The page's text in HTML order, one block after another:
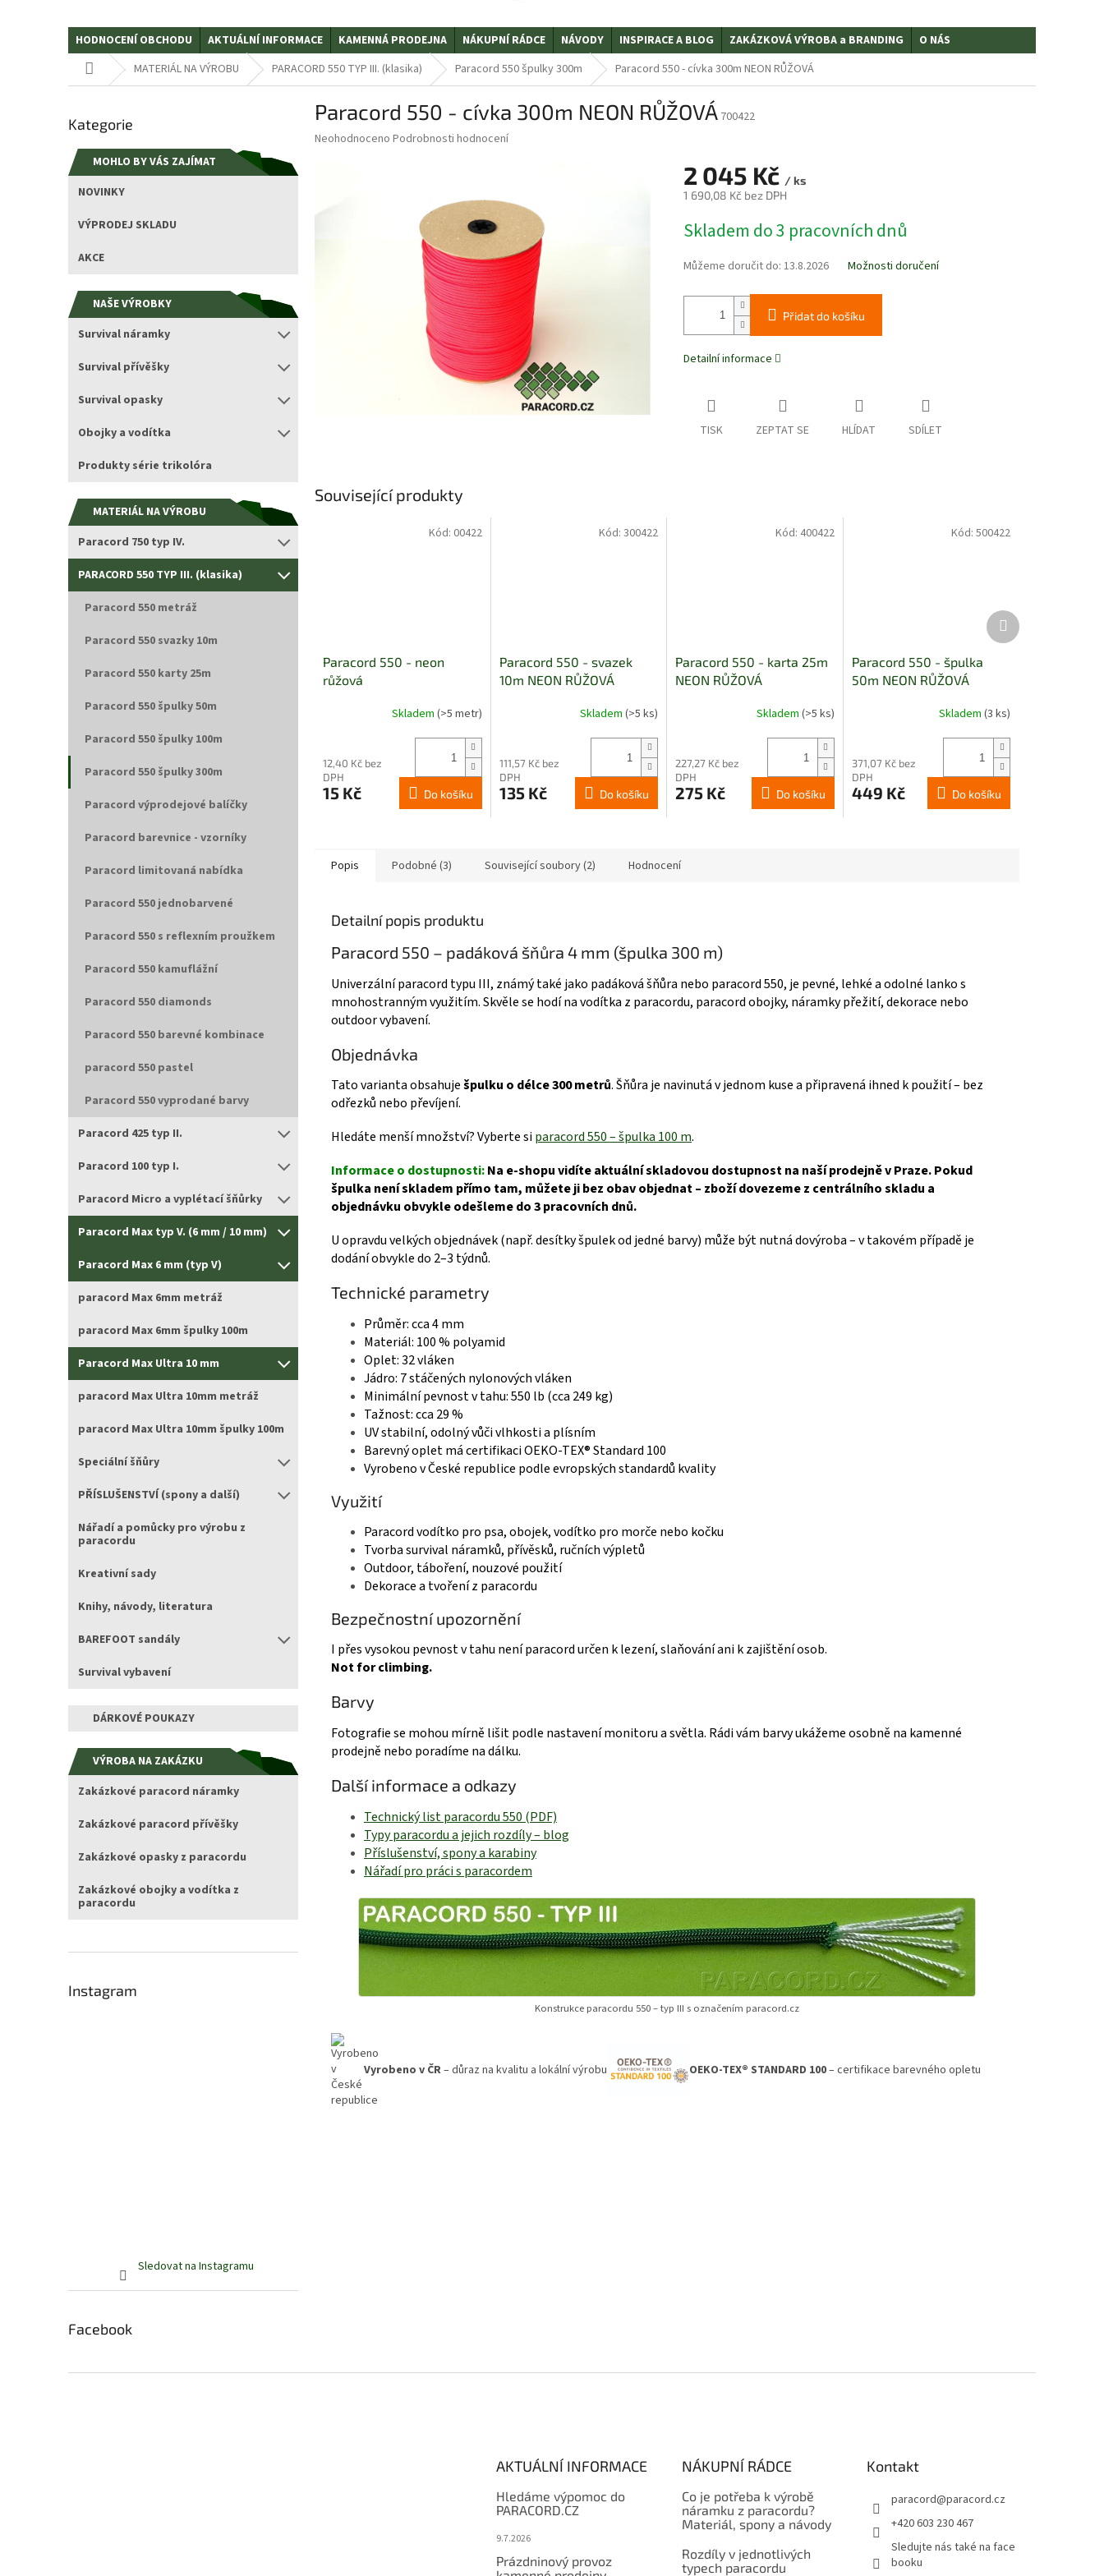
HODNOCENÍ OBCHODU AKTUÁLNÍ INFORMACE KAMENNÁ PRODEJNA NÁKUPNÍ RÁDCE NÁVODY INSPIRACE A BLOG ZAKÁZKOVÁ VÝROBA a BRANDING
O NÁS
Domů MATERIÁL NA VÝROBU PARACORD 550 TYP III. (klasika) Paracord 550 špulky 300m Paracord 550 - cívka 300m NEON RŮŽOVÁ
s
r
n
e
kategorie
Kategorie
MOHLO BY VÁS ZAJÍMAT
NOVINKY
VÝPRODEJ SKLADU
AKCE
NAŠE VÝROBKY
Survival náramky
Survival přívěšky
Survival opasky
Obojky a vodítka
Produkty série trikolóra
MATERIÁL NA VÝROBU
Paracord 750 typ IV.
PARACORD 550 TYP III. (klasika)
Paracord 550 metráž
Paracord 550 svazky 10m
Paracord 550 karty 25m
Paracord 550 špulky 50m
Paracord 550 špulky 100m
Paracord 550 špulky 300m
Paracord výprodejové balíčky
Paracord barevnice - vzorníky
Paracord limitovaná nabídka
Paracord 550 jednobarvené
Paracord 550 s reflexním proužkem
Paracord 550 kamuflážní
Paracord 550 diamonds
Paracord 550 barevné kombinace
paracord 550 pastel
Paracord 550 vyprodané barvy
Paracord 425 typ II.
Paracord 100 typ I.
Paracord Micro a vyplétací šňůrky
Paracord Max typ V. (6 mm / 10 mm)
Paracord Max 6 mm (typ V)
paracord Max 6mm metráž
paracord Max 6mm špulky 100m
Paracord Max Ultra 10 mm
paracord Max Ultra 10mm metráž
paracord Max Ultra 10mm špulky 100m
Speciální šňůry
PŘÍSLUŠENSTVÍ (spony a další)
Nářadí a pomůcky pro výrobu z
paracordu
Kreativní sady
Knihy, návody, literatura
BAREFOOT sandály
Survival vybavení
DÁRKOVÉ POUKAZY
VÝROBA NA ZAKÁZKU
Zakázkové paracord náramky
Zakázkové paracord přívěšky
Zakázkové opasky z paracordu
Zakázkové obojky a vodítka z
paracordu
Instagram
Sledovat na Instagramu
Facebook
Paracord 550 - cívka 300m NEON RŮŽOVÁ 700422
Průměrné
Neohodnoceno Podrobnosti hodnocení
2 045 Kč / ks
1 690,08 Kč bez DPH
cena:
Skladem do 3 pracovních dnů
Můžeme doručit do: 13.8.2026 Možnosti doručení
Přidat do košíku
Detailní informace
TISK ZEPTAT SE HLÍDAT SDÍLET
Související produkty
Paracord 550 - neon
růžová
Skladem (>5 metr)
12,40 Kč bez
DPH
15 Kč Do košíku
Kód: 00422
Paracord 550 - svazek
10m NEON RŮŽOVÁ
Skladem (>5 ks)
111,57 Kč bez
DPH
135 Kč Do košíku
Kód: 300422
Paracord 550 - karta 25m
NEON RŮŽOVÁ
Skladem (>5 ks)
227,27 Kč bez
DPH
275 Kč Do košíku
Kód: 400422
Paracord 550 - špulka
50m NEON RŮŽOVÁ
Skladem (3 ks)
371,07 Kč bez
DPH
449 Kč Do košíku
Kód: 500422
Další
produkt
Popis Podobné (3) Související soubory (2) Hodnocení
Detailní popis produktu
Paracord 550 – padáková šňůra 4 mm (špulka 300 m)
Univerzální paracord typu III, známý také jako padáková šňůra nebo paracord 550, je pevné, lehké a odolné lanko s
mnohostranným využitím. Skvěle se hodí na vodítka z paracordu, paracord obojky, náramky přežití, dekorace nebo
outdoor vybavení.
Objednávka
Tato varianta obsahuješpulku o délce 300 metrů. Šňůra je navinutá v jednom kuse a připravená ihned k použití – bez
odřezků nebo převíjení.
Hledáte menší množství? Vyberte siparacord 550 – špulka 100 m.
Informace o dostupnosti:Na e-shopu vidíte aktuální skladovou dostupnost na naší prodejně v Praze. Pokud
špulka není skladem přímo tam, můžete ji bez obav objednat – zboží dovezeme z centrálního skladu a
objednávku obvykle odešleme do 3 pracovních dnů.
U opravdu velkých objednávek (např. desítky špulek od jedné barvy) může být nutná dovýroba – v takovém případě je
dodání obvykle do 2–3 týdnů.
Technické parametry
Průměr: cca 4 mm
Materiál: 100 % polyamid
Oplet: 32 vláken
Jádro: 7 stáčených nylonových vláken
Minimální pevnost v tahu: 550 lb (cca 249 kg)
Tažnost: cca 29 %
UV stabilní, odolný vůči vlhkosti a plísním
Barevný oplet má certifikaci OEKO-TEX® Standard 100
Vyrobeno v České republice podle evropských standardů kvality
Využití
Paracord vodítko pro psa, obojek, vodítko pro morče nebo kočku
Tvorba survival náramků, přívěsků, ručních výpletů
Outdoor, táboření, nouzové použití
Dekorace a tvoření z paracordu
Bezpečnostní upozornění
I přes vysokou pevnost v tahu není paracord určen k lezení, slaňování ani k zajištění osob.
Not for climbing.
Barvy
Fotografie se mohou mírně lišit podle nastavení monitoru a světla. Rádi vám barvy ukážeme osobně na kamenné
prodejně nebo poradíme na dálku.
Další informace a odkazy
Technický list paracordu 550 (PDF)
Typy paracordu a jejich rozdíly – blog
Příslušenství, spony a karabiny
Nářadí pro práci s paracordem
Konstrukce paracordu 550 – typ III s označením paracord.cz
Vyrobeno v ČR– důraz na kvalitu a lokální výrobu OEKO-TEX® STANDARD 100– certifikace barevného opletu
AKTUÁLNÍ INFORMACE
Hledáme výpomoc do
PARACORD.CZ
9.7.2026
Prázdninový provoz
NÁKUPNÍ RÁDCE
Co je potřeba k výrobě
náramku z paracordu?
Materiál, spony a návody
Rozdíly v jednotlivých
typech paracordu
Kontakt
paracord@paracord.cz
+420 603 230 467
Sledujte nás také na face
booku